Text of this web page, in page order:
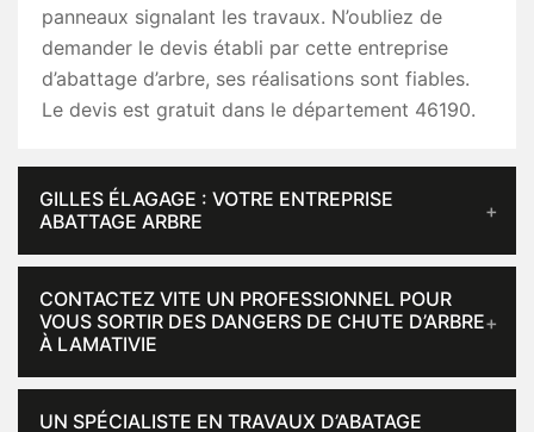
panneaux signalant les travaux. N’oubliez de
demander le devis établi par cette entreprise
d’abattage d’arbre, ses réalisations sont fiables.
Le devis est gratuit dans le département 46190.
GILLES ÉLAGAGE : VOTRE ENTREPRISE
ABATTAGE ARBRE
CONTACTEZ VITE UN PROFESSIONNEL POUR
VOUS SORTIR DES DANGERS DE CHUTE D’ARBRE
À LAMATIVIE
UN SPÉCIALISTE EN TRAVAUX D’ABATAGE